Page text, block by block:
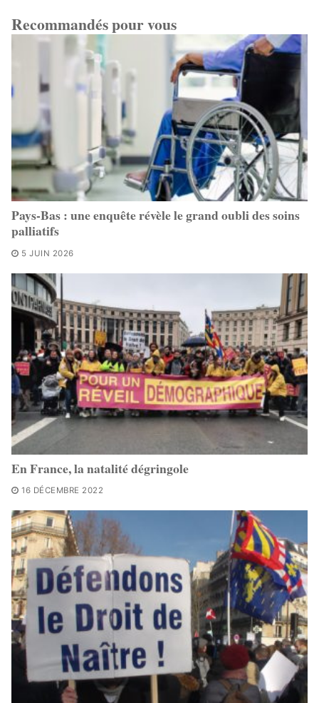
Recommandés pour vous
Pays-Bas : une enquête révèle le grand oubli des soins
palliatifs
5 JUIN 2026
En France, la natalité dégringole
16 DÉCEMBRE 2022